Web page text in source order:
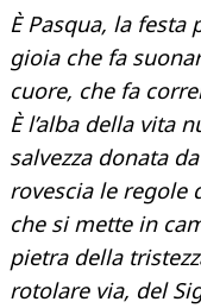
È Pasqua, la
gioia che fa
cuore, che fa
È l’alba della vita
salvezza donata
rovescia le regole
che si mette in
pietra della
rotolare via, del